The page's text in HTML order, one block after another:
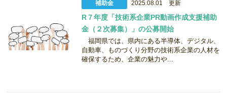
補助金 2025.08.01 更新
R７年度「技術系企業PR動画作成支援補助
金（２次募集）」の公募開始
福岡県では、県内にある半導体、デジタル、
自動車、ものづくり分野の技術系企業の人材を
確保するため、企業の魅力や...